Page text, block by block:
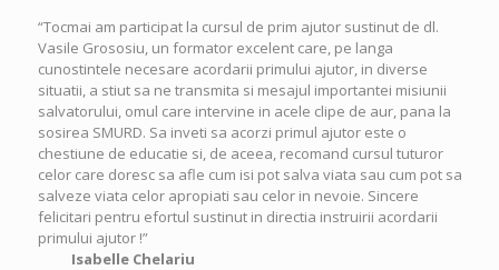
“Tocmai am participat la cursul de prim ajutor sustinut de dl.
Vasile Grososiu, un formator excelent care, pe langa
cunostintele necesare acordarii primului ajutor, in diverse
situatii, a stiut sa ne transmita si mesajul importantei misiunii
salvatorului, omul care intervine in acele clipe de aur, pana la
sosirea SMURD. Sa inveti sa acorzi primul ajutor este o
chestiune de educatie si, de aceea, recomand cursul tuturor
celor care doresc sa afle cum isi pot salva viata sau cum pot sa
salveze viata celor apropiati sau celor in nevoie. Sincere
felicitari pentru efortul sustinut in directia instruirii acordarii
primului ajutor !”
Isabelle Chelariu